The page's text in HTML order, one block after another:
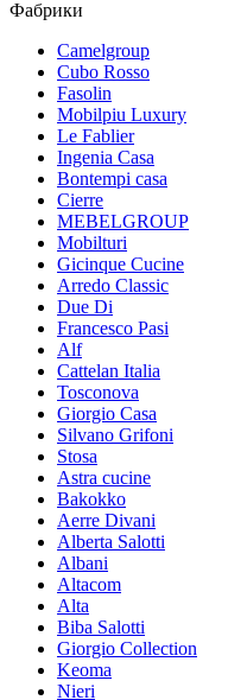
Фабрики
Camelgroup
Cubo Rosso
Fasolin
Mobilpiu Luxury
Le Fablier
Ingenia Casa
Bontempi casa
Cierre
MEBELGROUP
Mobilturi
Gicinque Cucine
Arredo Classic
Due Di
Francesco Pasi
Alf
Cattelan Italia
Tosconova
Giorgio Casa
Silvano Grifoni
Stosa
Astra cucine
Bakokko
Aerre Divani
Alberta Salotti
Albani
Altacom
Alta
Biba Salotti
Giorgio Collection
Keoma
Nieri